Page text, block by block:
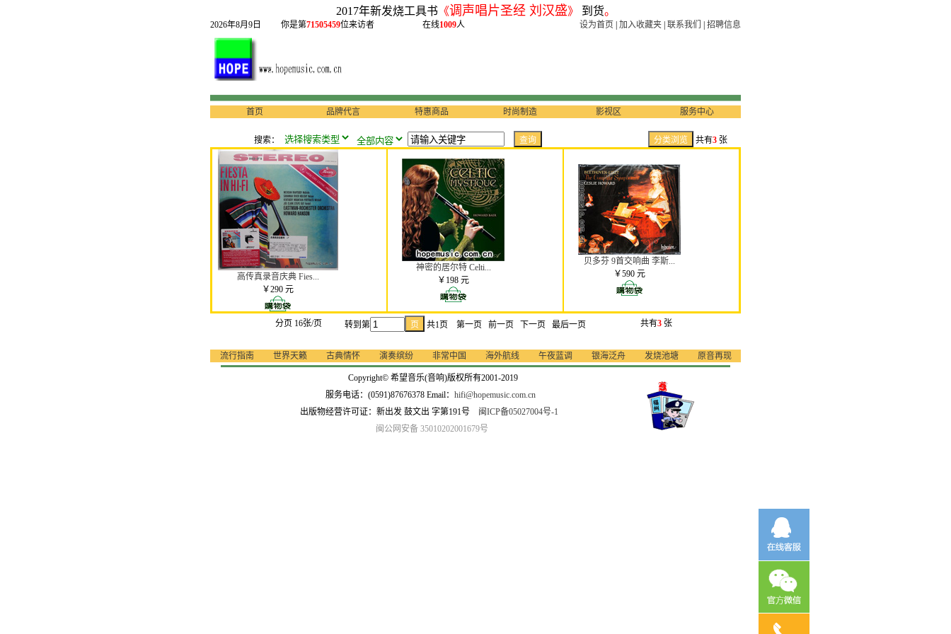
2017年新发烧工具书 《调声唱片圣经 刘汉盛》 到货。
2026年8月9日 你是第71505459位来访者 在线1009人 设为首页 加入收藏夹 联系我们 招聘信息
首页 品牌代言 特惠商品 时尚制造 影视区 服务中心
搜索： 共有3 张
高传真录音庆典 Fies...
￥290 元
神密的居尔特 Celti...
￥198 元
贝多芬 9首交响曲 李斯...
￥590 元
分页 16张/页 转到第 共1页 第一页 前一页 下一页 最后一页 共有3 张
流行指南 世界天籁 古典情怀 演奏缤纷 非常中国 海外航线 午夜蓝调 银海泛舟 发烧池塘 原音再现
Copyright© 希望音乐(音响)版权所有2001-2019
服务电话：(0591)87676378 Email： hifi@hopemusic.com.cn
出版物经营许可证：新出发 鼓文出 字第191号 闽ICP备05027004号-1
闽公网安备 35010202001679号